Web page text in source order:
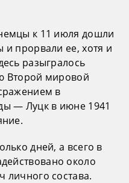
к 11 июля дошли
прорвали ее, хотя и
разыгралось
Второй мировой
в
— Луцк в июне 1941
дней, а всего в
около
личного состава.